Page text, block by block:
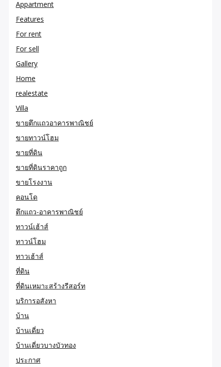
Appartment
Features
For rent
For sell
Gallery
Home
realestate
Villa
ขายตึกแถวอาคารพาณิชย์
ขายทาวน์โฮม
ขายที่ดิน
ขายที่ดินราคาถูก
ขายโรงงาน
คอนโด
ตึกแถว-อาคารพาณิชย์
ทาวน์เฮ้าส์
ทาวน์โฮม
ทาวเฮ้าส์
ที่ดิน
ที่ดินเหมาะสร้างรีสอร์ท
บริการอสังหา
บ้าน
บ้านเดี่ยว
บ้านเดี่ยวบางบัวทอง
ประกาศ